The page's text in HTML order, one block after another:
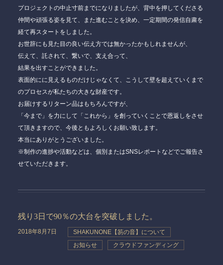
プロジェクトの中止寸前までになりましたが、背中を押してくださる
仲間や頑張る姿を見て、また進むことを決め、一定期間の発信自粛を
経て再スタートをしました。
お世辞にも見た目の良い伝え方では無かったかもしれませんが、
伝えて、託されて、繋いで、支え合って、
結果を出すことができました。
表面的にに見えるものだけじゃなくて、こうして壁を超えていくまで
のプロセスが私たちの大きな財産です。
お届けするリターン品はもちろんですが、
「今まで」を力にして「これから」を創っていくことで恩返しをさせ
て頂きますので、今後ともよろしくお願い致します。
本当にありがとうございました。
※制作の進捗や活動などは、個別またはSNSレポートなどでご報告さ
せていただきます。
残り3日で90％の大台を突破しました。
2018年8月7日
SHAKUNONE【笏の音】について
お知らせ
クラウドファンディング